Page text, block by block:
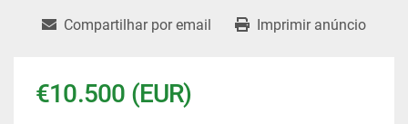
Compartilhar por email Imprimir anúncio
€10.500 (EUR)